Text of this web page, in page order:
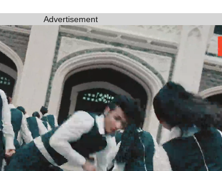
Advertisement